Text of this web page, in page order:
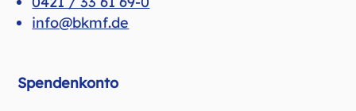
info@bkmf.de
Spendenkonto